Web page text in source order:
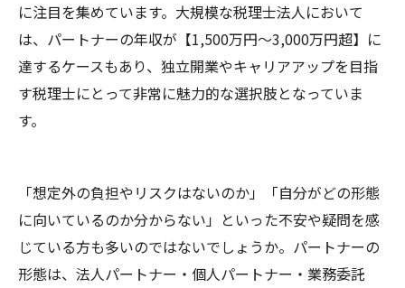
に注目を集めています。大規模な税理士法人において
は、パートナーの年収が【1,500万円～3,000万円超】に
達するケースもあり、独立開業やキャリアアップを目指
す税理士にとって非常に魅力的な選択肢となっていま
す。
「想定外の負担やリスクはないのか」「自分がどの形態
に向いているのか分からない」といった不安や疑問を感
じている方も多いのではないでしょうか。パートナーの
形態は、法人パートナー・個人パートナー・業務委託